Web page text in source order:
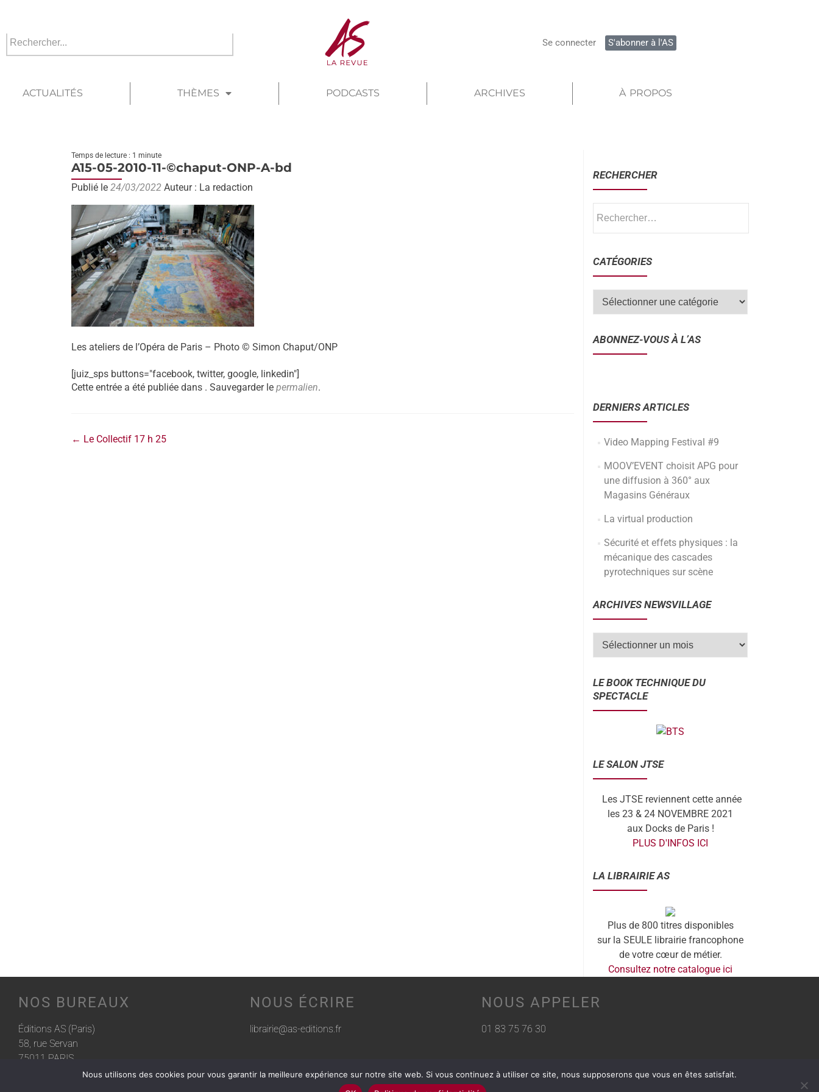
Se connecter S'abonner à l'AS
ACTUALITÉS THÈMES PODCASTS ARCHIVES À PROPOS
Temps de lecture : 1 minute
A15-05-2010-11-©chaput-ONP-A-bd
Publié le 24/03/2022 Auteur : La redaction
Les ateliers de l’Opéra de Paris – Photo © Simon Chaput/ONP
[juiz_sps buttons="facebook, twitter, google, linkedin"]
Cette entrée a été publiée dans . Sauvegarder le permalien.
← Le Collectif 17 h 25
RECHERCHER
CATÉGORIES
ABONNEZ-VOUS À L’AS
DERNIERS ARTICLES
Video Mapping Festival #9
MOOV’EVENT choisit APG pour
une diffusion à 360° aux
Magasins Généraux
La virtual production
Sécurité et effets physiques : la
mécanique des cascades
pyrotechniques sur scène
ARCHIVES NEWSVILLAGE
LE BOOK TECHNIQUE DU
SPECTACLE
LE SALON JTSE
Les JTSE reviennent cette année
les 23 & 24 NOVEMBRE 2021
aux Docks de Paris !
PLUS D'INFOS ICI
LA LIBRAIRIE AS
Plus de 800 titres disponibles
sur la SEULE librairie francophone
de votre cœur de métier.
Consultez notre catalogue ici
NOS BUREAUX
Éditions AS (Paris)
58, rue Servan
75011 PARIS
NOUS ÉCRIRE
librairie@as-editions.fr
NOUS APPELER
01 83 75 76 30
Nous utilisons des cookies pour vous garantir la meilleure expérience sur notre site web. Si vous continuez à utiliser ce site, nous supposerons que vous en êtes satisfait.